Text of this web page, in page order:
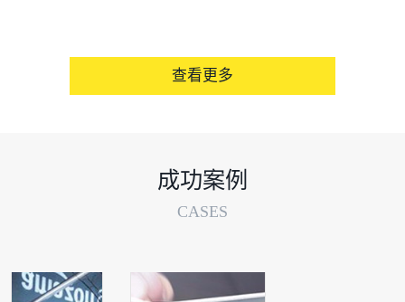
查看更多
成功案例
CASES